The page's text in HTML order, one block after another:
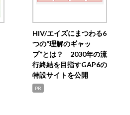
HIV/エイズにまつわる6
つの“理解のギャッ
プ”とは？ 2030年の流
行終結を目指すGAP6の
特設サイトを公開
PR